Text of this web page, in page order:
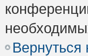
Вернуться